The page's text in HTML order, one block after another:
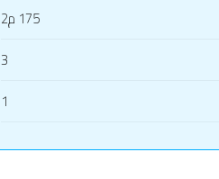
175 م2
3
1